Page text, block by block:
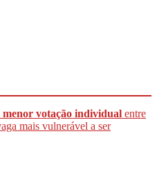
menor votação individual entre
mais vulnerável a ser